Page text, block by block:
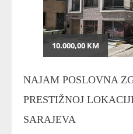
10.000,00 KM
NAJAM POSLOVNA
PRESTIŽNOJ
SARAJEVA